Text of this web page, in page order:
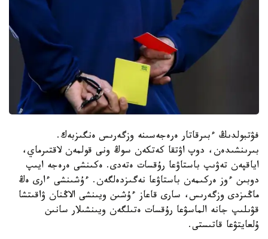
فۋتبولدىڭ ءبىرقاتار ەرەجەسىنە وزگەرىس ەنگىزبەك.
بىرىنشىدەن، دوپ اۋتقا كەتكەن سوڭ ونى قولمەن لاقتىرماي،
اياقپەن تەۋىپ باستاۋعا رۇقسات ەتەدى. ەكىنشى ەرەجە ايىپ
دوبىن ءوز ەركىمەن باستاۋعا نەگىزدەلگەن. ءۇشىنشى ءارى ەڭ
ماڭىزدى وزگەرىس، سارى قاعاز ءۇشىن ويىنشى الاڭنان ۋاقىتشا
قۋىلىپ جانە الماسۋعا رۇقسات ەتىلگەن ويىنشىلار سانىن
ۇلعايتۋعا قاتىستى.